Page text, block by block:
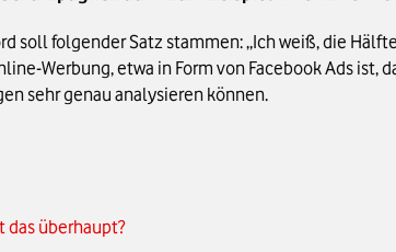
soll folgender Satz stammen: „Ich weiß, die
Werbung, etwa in Form von Facebook Ads ist,
sehr genau analysieren können.
das überhaupt?